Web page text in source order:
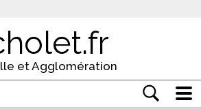
et Agglomération